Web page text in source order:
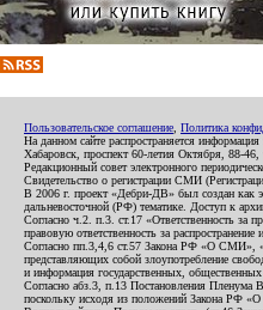
Пользовательское соглашение Политика
На данном сайте распространяется
Хабаровск, проспект 60-летия Октября, 88-
Редакционный совет электронного
Свидетельство о регистрации СМИ
В 2006 г. проект «Дебри-ДВ» был создан как
дальневосточной (РФ) тематике. Доступ к
Согласно ч.2. п.3. ст.17 «Ответственность
правовую ответственность за
Согласно пп.3,4,6 ст.57 Закона РФ «О СМИ»,
представляющих собой злоупотребление
и информация государственных, общественных
Согласно абз.3, п.13 Постановления Пленума
поскольку исходя из положений Закона РФ «О